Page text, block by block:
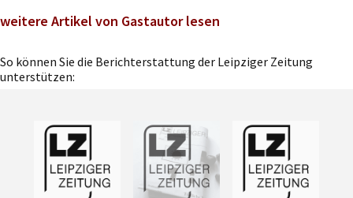
weitere Artikel von Gastautor lesen
So können Sie die Berichterstattung der Leipziger Zeitung
unterstützen: